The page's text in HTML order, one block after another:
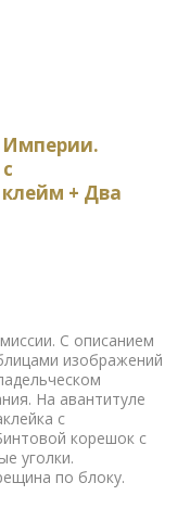
Империи.
+ Два
С описанием
изображений
На авантитуле
с
корешок с
уголки.
по блоку.